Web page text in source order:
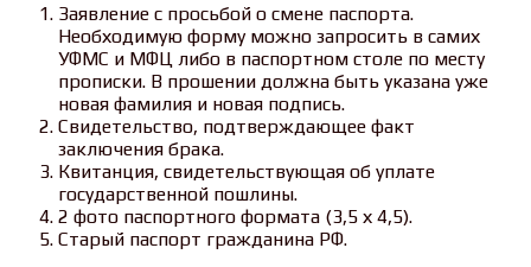
Заявление с просьбой о смене паспорта.
Необходимую форму можно запросить в самих
УФМС и МФЦ либо в паспортном столе по месту
прописки. В прошении должна быть указана уже
новая фамилия и новая подпись.
Свидетельство, подтверждающее факт
заключения брака.
Квитанция, свидетельствующая об уплате
государственной пошлины.
2 фото паспортного формата (3,5 х 4,5).
Старый паспорт гражданина РФ.